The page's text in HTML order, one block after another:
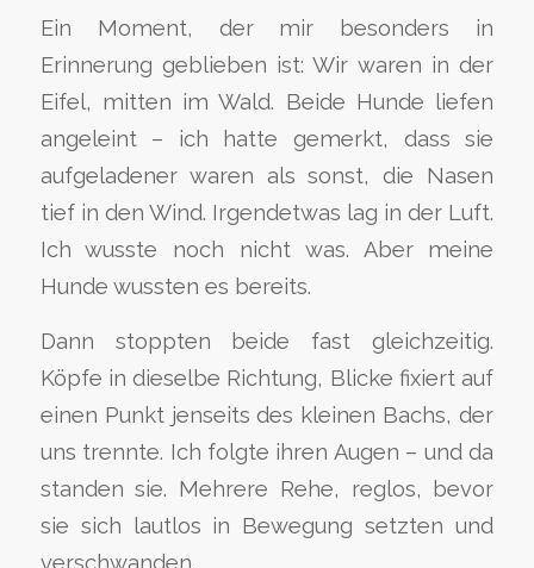
Ein Moment, der mir besonders in
Erinnerung geblieben ist: Wir waren in der
Eifel, mitten im Wald. Beide Hunde liefen
angeleint – ich hatte gemerkt, dass sie
aufgeladener waren als sonst, die Nasen
tief in den Wind. Irgendetwas lag in der Luft.
Ich wusste noch nicht was. Aber meine
Hunde wussten es bereits.
Dann stoppten beide fast gleichzeitig.
Köpfe in dieselbe Richtung, Blicke fixiert auf
einen Punkt jenseits des kleinen Bachs, der
uns trennte. Ich folgte ihren Augen – und da
standen sie. Mehrere Rehe, reglos, bevor
sie sich lautlos in Bewegung setzten und
verschwanden.